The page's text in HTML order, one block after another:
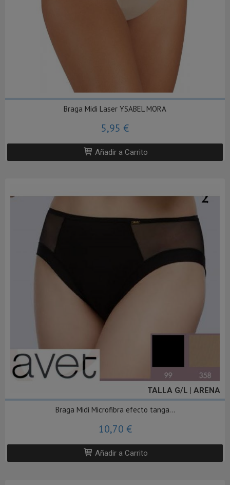
Braga Midi Laser YSABEL MORA
5,95 €
Añadir a Carrito
TALLA G/L | ARENA
Braga Midi Microfibra efecto tanga...
10,70 €
Añadir a Carrito